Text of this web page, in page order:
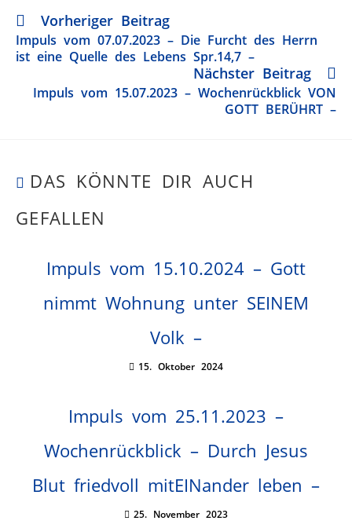
Vorheriger Beitrag
Impuls vom 07.07.2023 – Die Furcht des Herrn
ist eine Quelle des Lebens Spr.14,7 –
Nächster Beitrag
Impuls vom 15.07.2023 – Wochenrückblick VON
GOTT BERÜHRT –
DAS KÖNNTE DIR AUCH
GEFALLEN
Impuls vom 15.10.2024 – Gott
nimmt Wohnung unter SEINEM
Volk –
15. Oktober 2024
Impuls vom 25.11.2023 –
Wochenrückblick – Durch Jesus
Blut friedvoll mitEINander leben –
25. November 2023